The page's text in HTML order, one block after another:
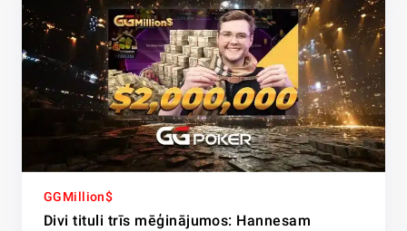
GGMillion$
Divi tituli trīs mēģinājumos: Hannesam